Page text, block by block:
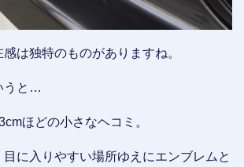
は独特のものがありますね。
うと…
ほどの小さなヘコミ。
に入りやすい場所ゆえにエンブレムと